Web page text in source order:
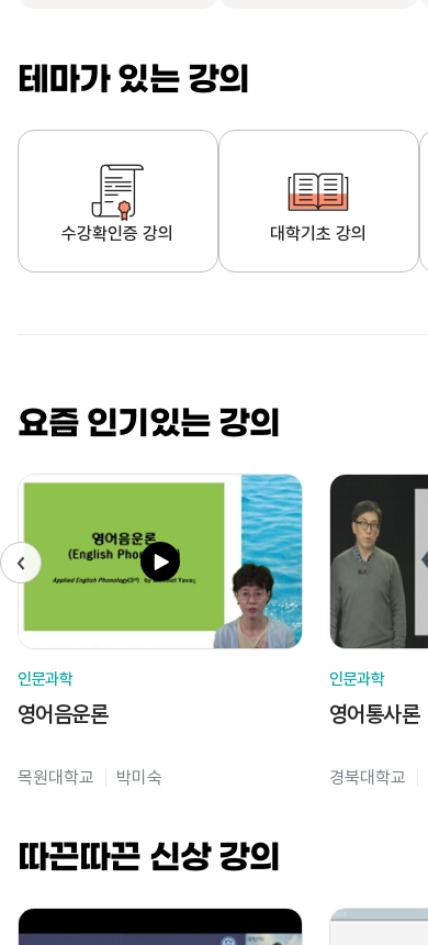
테마가 있는 강의
수강확인증 강의 대학기초 강의
요즘 인기있는 강의
인문과학
영어음운론
목원대학교 박미숙
인문과학
영어통사론
경북대학교
따끈따끈 신상 강의